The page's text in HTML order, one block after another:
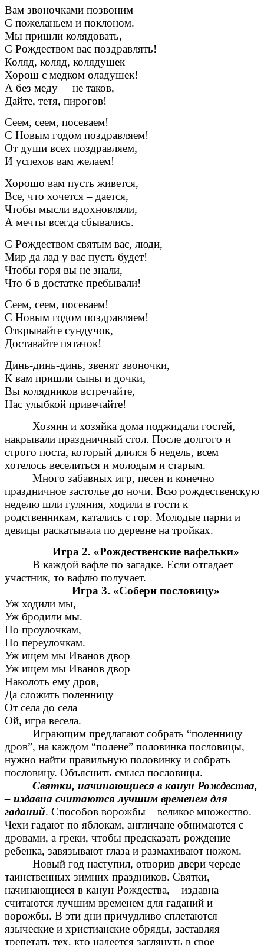
Вам звоночками позвоним
С пожеланьем и поклоном.
Мы пришли колядовать,
С Рождеством вас поздравлять!
Коляд, коляд, колядушек –
Хорош с медком оладушек!
А без меду – не таков,
Дайте, тетя, пирогов!
Сеем, сеем, посеваем!
С Новым годом поздравляем!
От души всех поздравляем,
И успехов вам желаем!
Хорошо вам пусть живется,
Все, что хочется – дается,
Чтобы мысли вдохновляли,
А мечты всегда сбывались.
С Рождеством святым вас, люди,
Мир да лад у вас пусть будет!
Чтобы горя вы не знали,
Что б в достатке пребывали!
Сеем, сеем, посеваем!
С Новым годом поздравляем!
Открывайте сундучок,
Доставайте пятачок!
Динь-динь-динь, звенят звоночки,
К вам пришли сыны и дочки,
Вы колядников встречайте,
Нас улыбкой привечайте!
Хозяин и хозяйка дома поджидали гостей,
накрывали праздничный стол. После долгого и
строго поста, который длился 6 недель, всем
хотелось веселиться и молодым и старым.
Много забавных игр, песен и конечно
праздничное застолье до ночи. Всю рождественскую
неделю шли гуляния, ходили в гости к
родственникам, катались с гор. Молодые парни и
девицы раскатывала по деревне на тройках.
Игра 2. «Рождественские вафельки»
В каждой вафле по загадке. Если отгадает
участник, то вафлю получает.
Игра 3. «Собери пословицу»
Уж ходили мы,
Уж бродили мы.
По проулочкам,
По переулочкам.
Уж ищем мы Иванов двор
Уж ищем мы Иванов двор
Наколоть ему дров,
Да сложить поленницу
От села до села
Ой, игра весела.
Играющим предлагают собрать “поленницу
дров”, на каждом “полене” половинка пословицы,
нужно найти правильную половинку и собрать
пословицу. Объяснить смысл пословицы.
Святки, начинающиеся в канун Рождества,
– издавна считаются лучшим временем для
гаданий. Способов ворожбы – великое множество.
Чехи гадают по яблокам, англичане обнимаются с
дровами, а греки, чтобы предсказать рождение
ребенка, завязывают глаза и размахивают ножом.
Новый год наступил, отворив двери череде
таинственных зимних праздников. Святки,
начинающиеся в канун Рождества, – издавна
считаются лучшим временем для гаданий и
ворожбы. В эти дни причудливо сплетаются
языческие и христианские обряды, заставляя
трепетать тех, кто надеется заглянуть в свое